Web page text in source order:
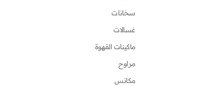
سخانات
غسالات
ماكينات القهوة
مراوح
مكانس